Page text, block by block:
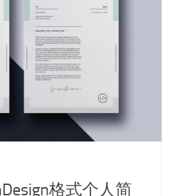
格式个人简